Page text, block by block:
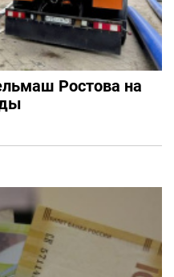
Ростова на